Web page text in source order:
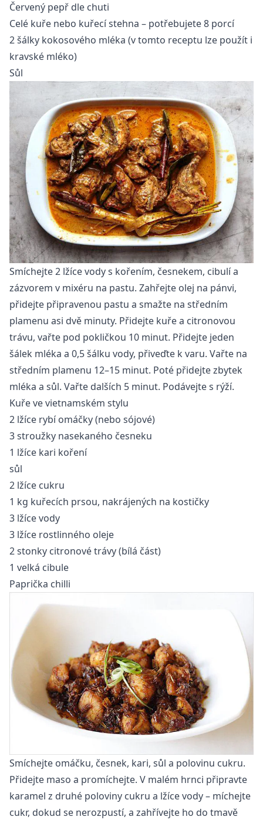
Červený pepř dle chuti
Celé kuře nebo kuřecí stehna – potřebujete 8 porcí
2 šálky kokosového mléka (v tomto receptu lze použít i
kravské mléko)
Sůl
Smíchejte 2 lžíce vody s kořením, česnekem, cibulí a
zázvorem v mixéru na pastu. Zahřejte olej na pánvi,
přidejte připravenou pastu a smažte na středním
plamenu asi dvě minuty. Přidejte kuře a citronovou
trávu, vařte pod pokličkou 10 minut. Přidejte jeden
šálek mléka a 0,5 šálku vody, přiveďte k varu. Vařte na
středním plamenu 12–15 minut. Poté přidejte zbytek
mléka a sůl. Vařte dalších 5 minut. Podávejte s rýží.
Kuře ve vietnamském stylu
2 lžíce rybí omáčky (nebo sójové)
3 stroužky nasekaného česneku
1 lžíce kari koření
sůl
2 lžíce cukru
1 kg kuřecích prsou, nakrájených na kostičky
3 lžíce vody
3 lžíce rostlinného oleje
2 stonky citronové trávy (bílá část)
1 velká cibule
Paprička chilli
Smíchejte omáčku, česnek, kari, sůl a polovinu cukru.
Přidejte maso a promíchejte. V malém hrnci připravte
karamel z druhé poloviny cukru a lžíce vody – míchejte
cukr, dokud se nerozpustí, a zahřívejte ho do tmavě